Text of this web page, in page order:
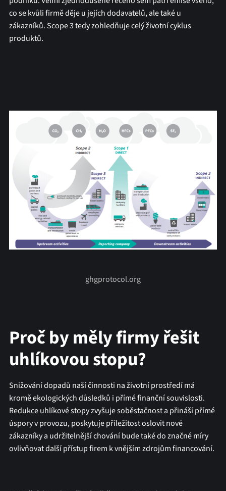
co se kvůli firmě děje u jejích dodavatelů, ale také u
zákazníků. Scope 3 tedy zohledňuje celý životní cyklus
produktů.
ghgprotocol.org
Proč by měly firmy řešit
uhlíkovou stopu?
Snižování dopadů naší činnosti na životní prostředí má
kromě ekologických důsledků i přímé finanční souvislosti.
Redukce uhlíkové stopy zvyšuje soběstačnost a přináší přímé
úspory v provozu, poskytujepříležitost oslovit nové
zákazníky a udržitelnější chování bude také do značné míry
ovlivňovat dalšípřístup firem k vnějším zdrojům financování.